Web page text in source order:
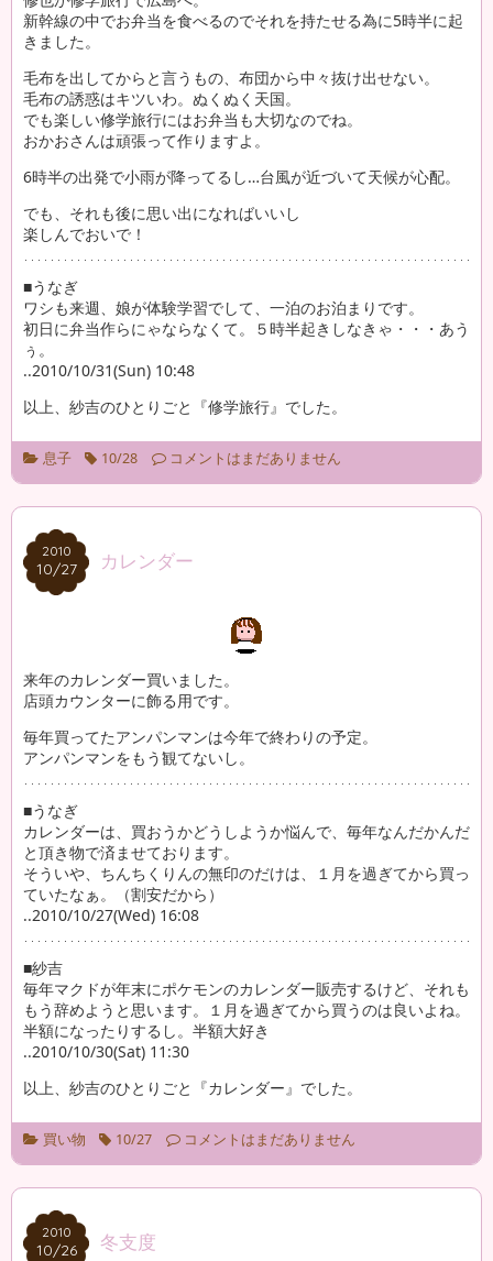
新幹線の中でお弁当を食べるのでそれを持たせる為に5時半に起
きました。
毛布を出してからと言うもの、布団から中々抜け出せない。
毛布の誘惑はキツいわ。ぬくぬく天国。
でも楽しい修学旅行にはお弁当も大切なのでね。
おかおさんは頑張って作りますよ。
6時半の出発で小雨が降ってるし…台風が近づいて天候が心配。
でも、それも後に思い出になればいいし
楽しんでおいで！
■うなぎ
ワシも来週、娘が体験学習でして、一泊のお泊まりです。
初日に弁当作らにゃならなくて。５時半起きしなきゃ・・・あう
ぅ。
..2010/10/31(Sun) 10:48
以上、紗吉のひとりごと『修学旅行』でした。
息子 10/28 コメントはまだありません
2010
10/27
2010
10/27 カレンダー
来年のカレンダー買いました。
店頭カウンターに飾る用です。
毎年買ってたアンパンマンは今年で終わりの予定。
アンパンマンをもう観てないし。
■うなぎ
カレンダーは、買おうかどうしようか悩んで、毎年なんだかんだ
と頂き物で済ませております。
そういや、ちんちくりんの無印のだけは、１月を過ぎてから買っ
ていたなぁ。（割安だから）
..2010/10/27(Wed) 16:08
■紗吉
毎年マクドが年末にポケモンのカレンダー販売するけど、それも
もう辞めようと思います。１月を過ぎてから買うのは良いよね。
半額になったりするし。半額大好き
..2010/10/30(Sat) 11:30
以上、紗吉のひとりごと『カレンダー』でした。
買い物 10/27 コメントはまだありません
2010
10/26
2010
10/26 冬支度